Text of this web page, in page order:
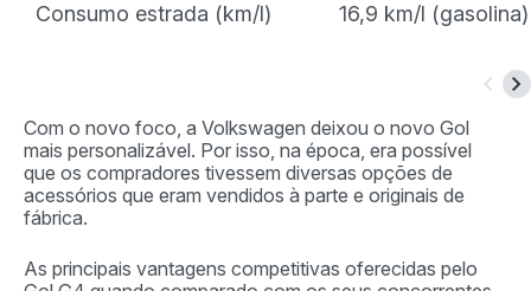
Consumo estrada (km/l)
16,9 km/l (gasolina)
Com o novo foco, a Volkswagen deixou o novo Gol
mais personalizável. Por isso, na época, era possível
que os compradores tivessem diversas opções de
acessórios que eram vendidos à parte e originais de
fábrica.
As principais vantagens competitivas oferecidas pelo